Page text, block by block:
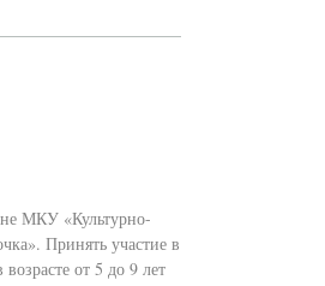
МКУ «Культурно-
Принять участие в
от 5 до 9 лет